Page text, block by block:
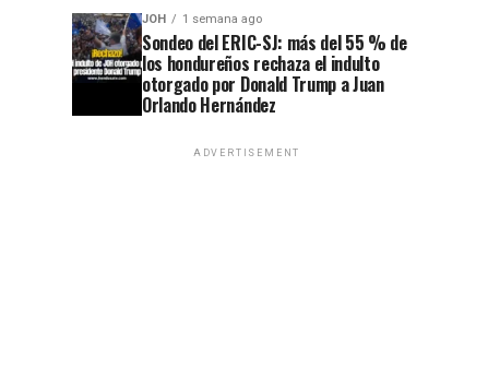
JOH 1 semana ago
Sondeo del ERIC-SJ: más del 55 % de
los hondureños rechaza el indulto
otorgado por Donald Trump a Juan
Orlando Hernández
ADVERTISEMENT